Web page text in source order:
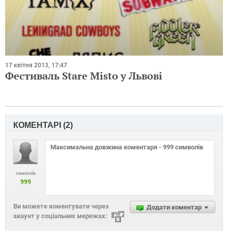
17 квітня 2013, 17:47
Фестиваль Stare Misto у Львові
КОМЕНТАРІ (2)
символів
999
Додати коментар
Ви можете коментувати через
акаунт у соціальних мережах: